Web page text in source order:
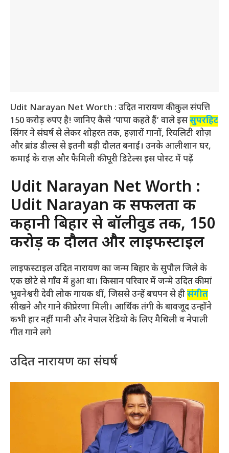
Udit Narayan Net Worth : उदित नारायण की कुल संपत्ति
150 करोड़ रुपए है! जानिए कैसे ‘पापा कहते हैं’ वाले इससुपरहिट
सिंगर ने संघर्ष से लेकर शोहरत तक, हज़ारों गानों, रियलिटी शोज़
और ब्रांड डील्स से इतनी बड़ी दौलत बनाई। उनके आलीशान घर,
कमाई के राज़ और फैमिली की पूरी डिटेल्स इस पोस्ट में पढ़ें
Udit Narayan Net Worth :
Udit Narayan की सफलता की
कहानी बिहार से बॉलीवुड तक, 150
करोड़ की दौलत और लाइफस्टाइल
लाइफस्टाइल उदित नारायण का जन्म बिहार के सुपौल जिले के
एक छोटे से गाँव में हुआ था। किसान परिवार में जन्मे उदित की मां
भुवनेश्वरी देवी लोक गायक थीं, जिससे उन्हें बचपन से हीसंगीत
सीखने और गाने की प्रेरणा मिली। आर्थिक तंगी के बावजूद उन्होंने
कभी हार नहीं मानी और नेपाल रेडियो के लिए मैथिली व नेपाली
गीत गाने लगे
उदित नारायण का संघर्ष